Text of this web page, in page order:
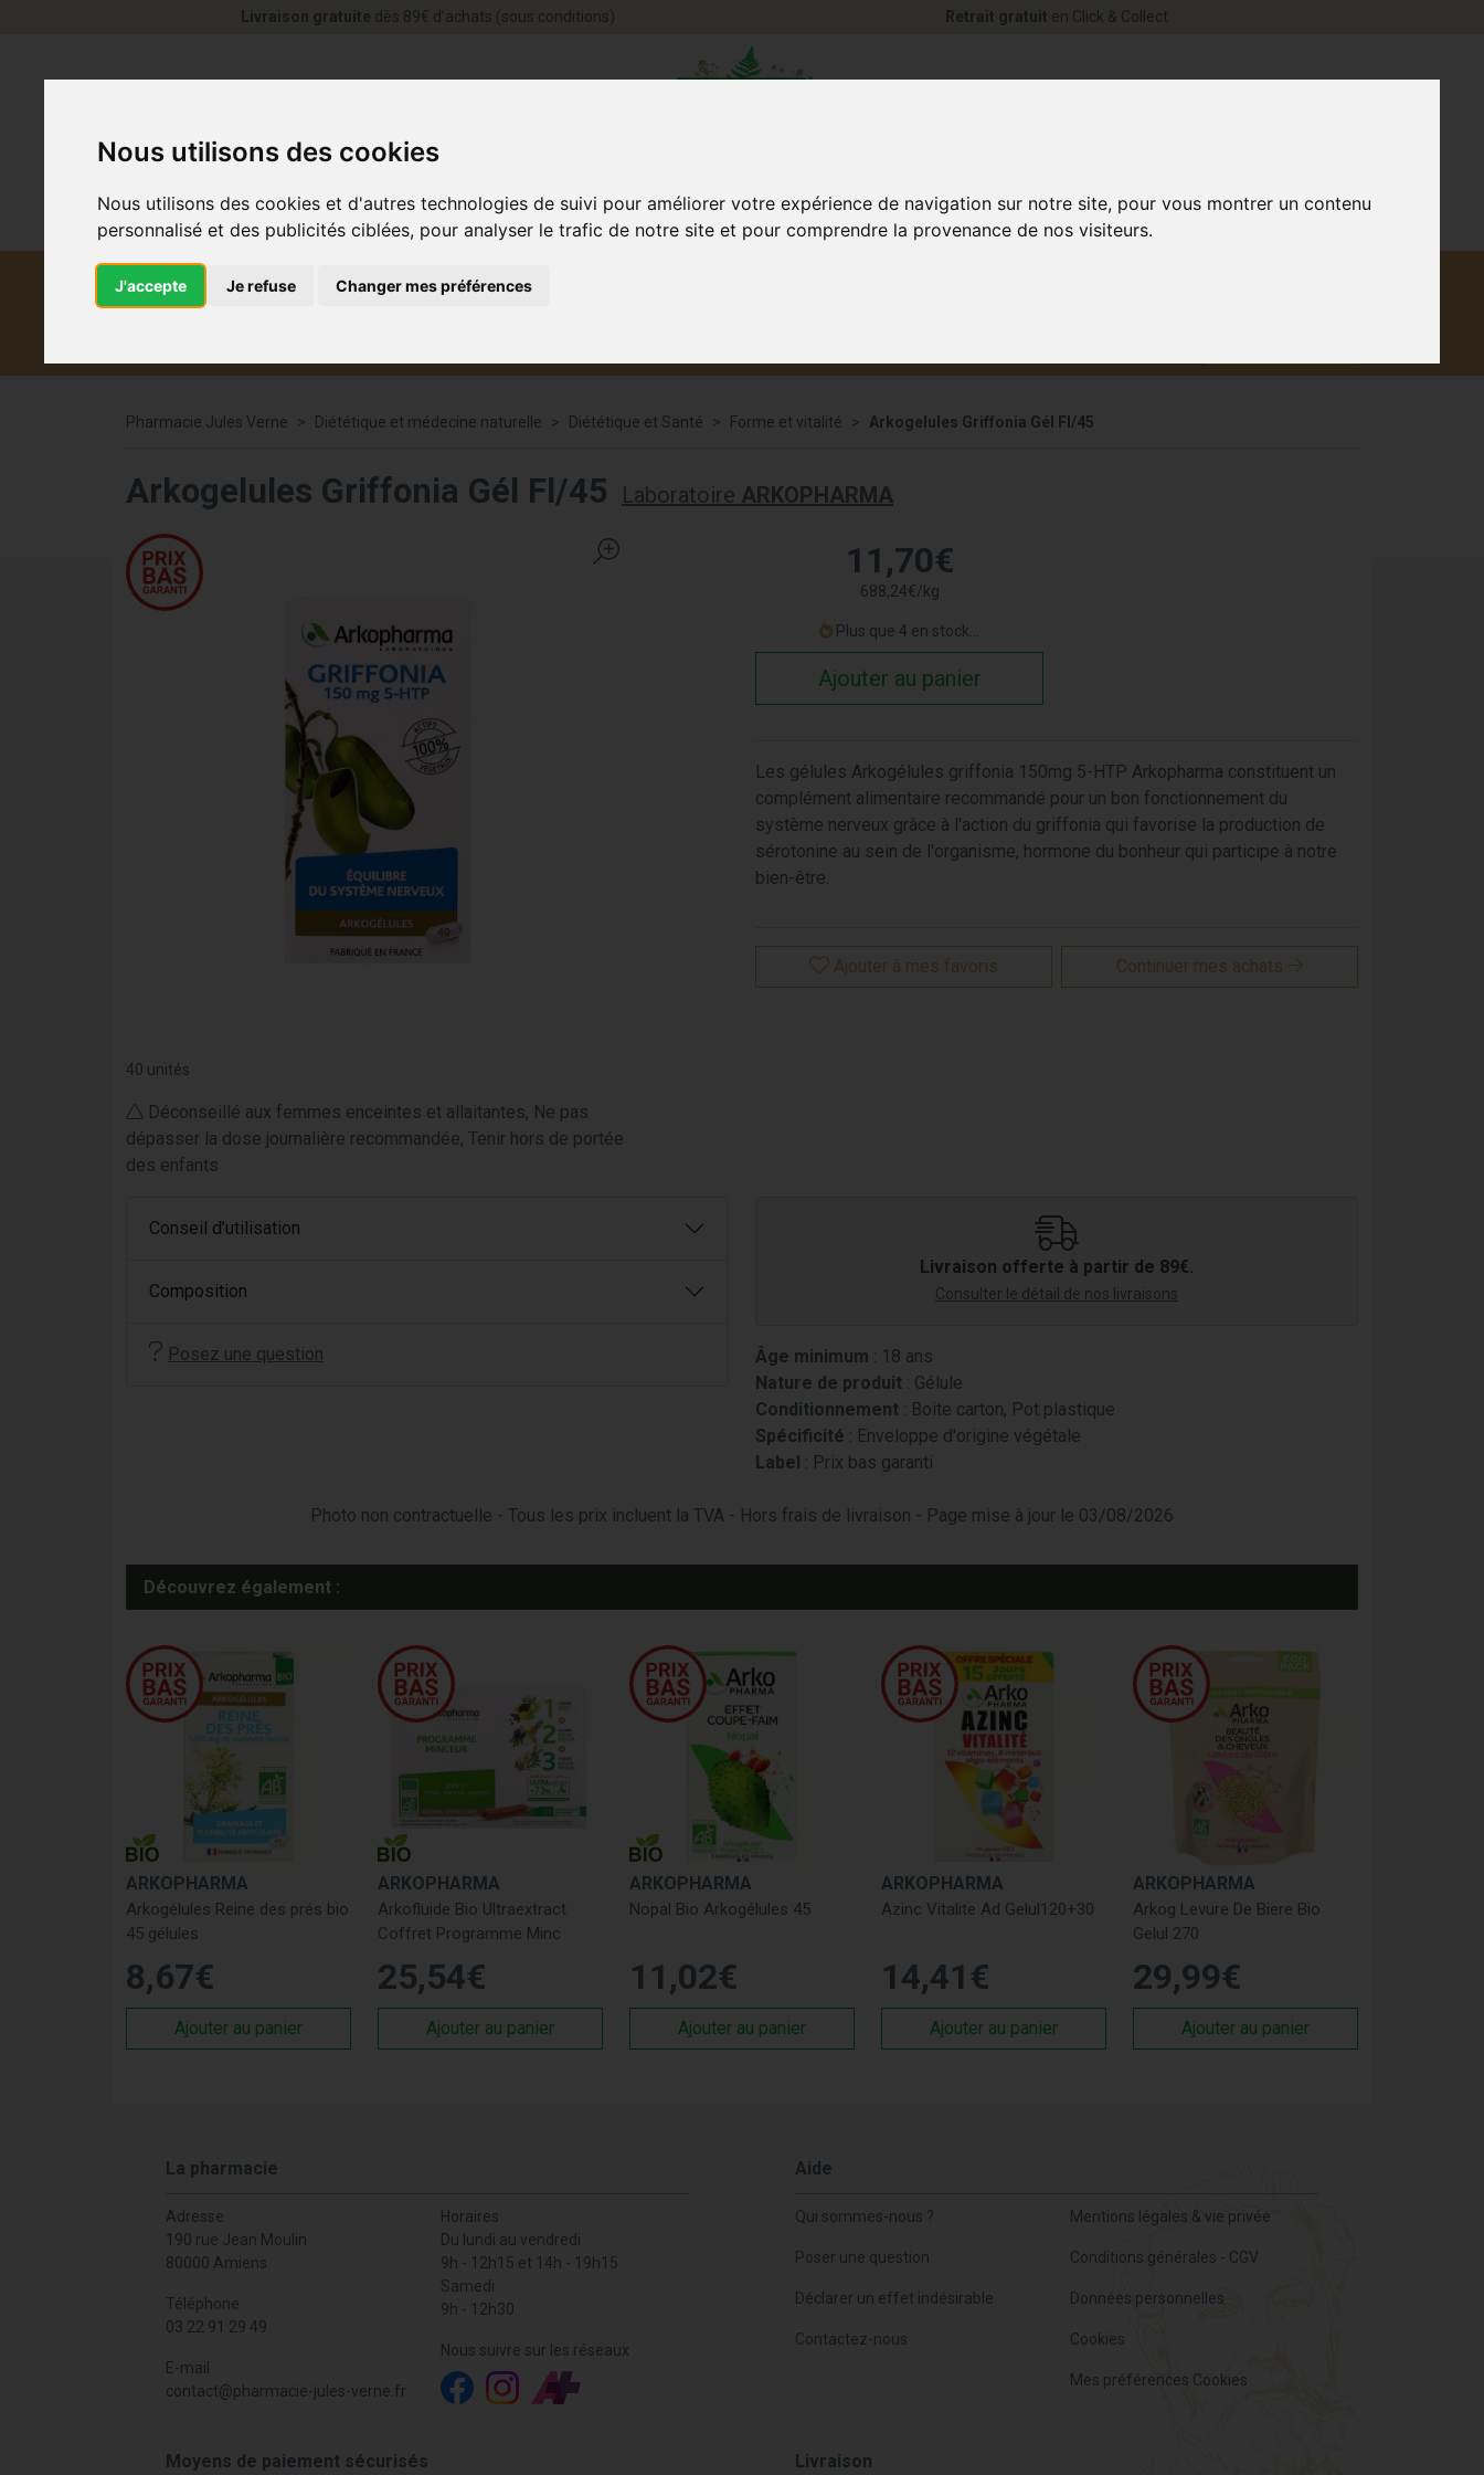
Nous utilisons des cookies
Nous utilisons des cookies et d'autres technologies de suivi pour améliorer votre expérience de navigation sur notre site, pour vous montrer un contenu
personnalisé et des publicités ciblées, pour analyser le trafic de notre site et pour comprendre la provenance de nos visiteurs.
J'accepte Je refuse Changer mes préférences
Livraison gratuite dès 89€ d’achats (sous conditions) Retrait gratuit en Click & Collect
Pharmacie Jules Verne Diététique et médecine naturelle Diététique et Santé Forme et vitalité Arkogelules Griffonia Gél Fl/45
Arkogelules Griffonia Gél Fl/45 Laboratoire ARKOPHARMA
40 unités
Déconseillé aux femmes enceintes et allaitantes, Ne pas
dépasser la dose journalière recommandée, Tenir hors de portée
des enfants
11 ,70€
688,24€/kg
Plus que 4 en stock...
Ajouter au panier
Les gélules Arkogélules griffonia 150mg 5-HTP Arkopharma constituent un
complément alimentaire recommandé pour un bon fonctionnement du
système nerveux grâce à l'action du griffonia qui favorise la production de
sérotonine au sein de l'organisme, hormone du bonheur qui participe à notre
bien-être.
Ajouter à mes favoris Continuer mes achats
Conseil d’utilisation
Composition
Posez une question
Livraison offerte à partir de 89€.
Consulter le détail de nos livraisons
Âge minimum : 18 ans
Nature de produit : Gélule
Conditionnement : Boite carton, Pot plastique
Spécificité : Enveloppe d'origine végétale
Label : Prix bas garanti
Photo non contractuelle - Tous les prix incluent la TVA - Hors frais de livraison - Page mise à jour le 03/08/2026
Découvrez également :
ARKOPHARMA
Arkogélules Reine des prés bio
45 gélules
8,67€
Ajouter au panier
ARKOPHARMA
Arkofluide Bio Ultraextract
Coffret Programme Minc
25,54€
Ajouter au panier
ARKOPHARMA
Nopal Bio Arkogélules 45
11 ,02€
Ajouter au panier
ARKOPHARMA
Azinc Vitalite Ad Gelul120+30
14,41 €
Ajouter au panier
ARKOPHARMA
Arkog Levure De Biere Bio
Gelul 270
29,99€
Ajouter au panier
La pharmacie
Adresse
190 rue Jean Moulin
80000 Amiens
Téléphone
03 22 91 29 49
E-mail
contact@pharmacie-jules-verne.fr
Horaires
Du lundi au vendredi
9h - 12h15 et 14h - 19h15
Samedi
9h - 12h30
Nous suivre sur les réseaux
Aide
Qui sommes-nous ?
Poser une question
Déclarer un effet indésirable
Contactez-nous
Mentions légales & vie privée
Conditions générales - CGV
Données personnelles
Cookies
Mes préférences Cookies
Moyens de paiement sécurisés Livraison